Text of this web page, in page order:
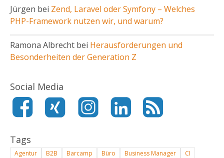
Jürgen bei Zend, Laravel oder Symfony – Welches
PHP-Framework nutzen wir, und warum?
Ramona Albrecht bei Herausforderungen und
Besonderheiten der Generation Z
Social Media
Tags
Agentur B2B Barcamp Büro Business Manager
CI